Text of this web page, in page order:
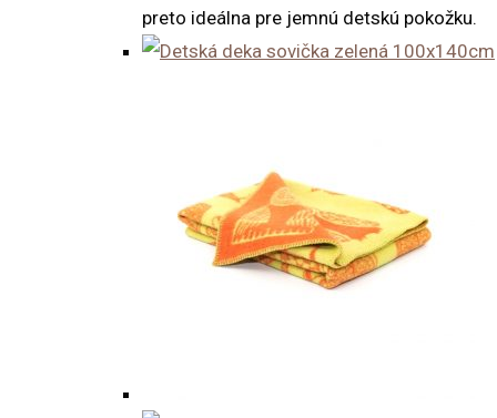
preto ideálna pre jemnú detskú pokožku.